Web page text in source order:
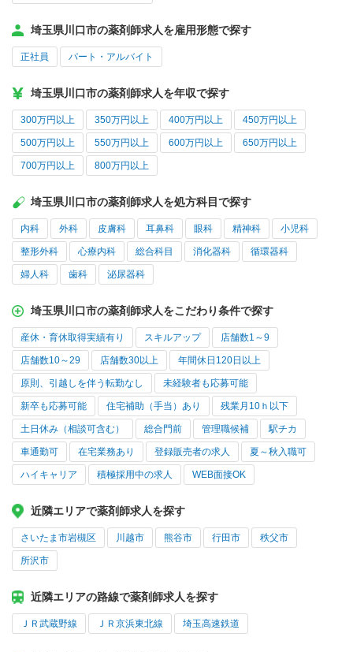
埼玉県川口市の薬剤師求人を雇用形態で探す
正社員 パート・アルバイト
埼玉県川口市の薬剤師求人を年収で探す
300万円以上 350万円以上 400万円以上 450万円以上
500万円以上 550万円以上 600万円以上 650万円以上
700万円以上 800万円以上
埼玉県川口市の薬剤師求人を処方科目で探す
内科 外科 皮膚科 耳鼻科 眼科 精神科 小児科
整形外科 心療内科 総合科目 消化器科 循環器科
婦人科 歯科 泌尿器科
埼玉県川口市の薬剤師求人をこだわり条件で探す
産休・育休取得実績有り スキルアップ 店舗数1～9
店舗数10～29 店舗数30以上 年間休日120日以上
原則、引越しを伴う転勤なし 未経験者も応募可能
新卒も応募可能 住宅補助（手当）あり 残業月10ｈ以下
土日休み（相談可含む） 総合門前 管理職候補 駅チカ
車通勤可 在宅業務あり 登録販売者の求人 夏～秋入職可
ハイキャリア 積極採用中の求人 WEB面接OK
近隣エリアで薬剤師求人を探す
さいたま市岩槻区 川越市 熊谷市 行田市 秩父市
所沢市
近隣エリアの路線で薬剤師求人を探す
ＪＲ武蔵野線 ＪＲ京浜東北線 埼玉高速鉄道